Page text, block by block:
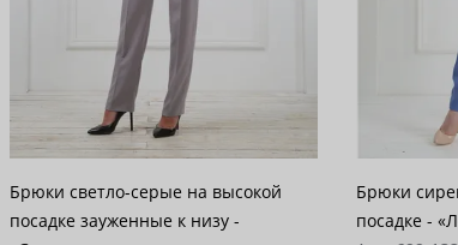
Брюки светло-серые на высокой
посадке зауженные к низу -
Брюки
посадке -